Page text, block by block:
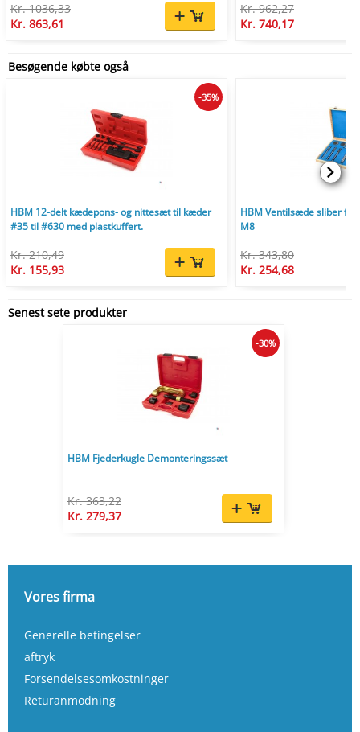
Kr. 1036,33
Kr. 863,61
Kr. 962,27
Kr. 740,17
Besøgende købte også
HBM 12-delt kædepons- og nittesæt til kæder
#35 til #630 med plastkuffert.
Kr. 210,49
Kr. 155,93
-35%
HBM Ventilsæde sliber
M8
Kr. 343,80
Kr. 254,68
Senest sete produkter
HBM Fjederkugle Demonteringssæt
Kr. 363,22
Kr. 279,37
-30%
Vores firma
Generelle betingelser
aftryk
Forsendelsesomkostninger
Returanmodning